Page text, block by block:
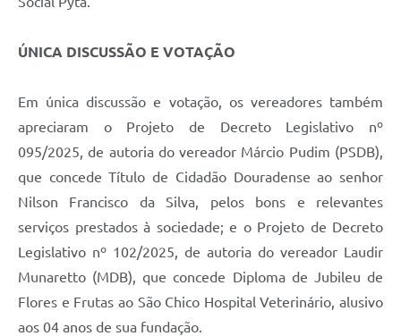
ÚNICA DISCUSSÃO E VOTAÇÃO
Em única discussão e votação, os vereadores também
apreciaram o Projeto de Decreto Legislativo nº
095/2025, de autoria do vereador Márcio Pudim (PSDB),
que concede Título de Cidadão Douradense ao senhor
Nilson Francisco da Silva, pelos bons e relevantes
serviços prestados à sociedade; e o Projeto de Decreto
Legislativo nº 102/2025, de autoria do vereador Laudir
Munaretto (MDB), que concede Diploma de Jubileu de
Flores e Frutas ao São Chico Hospital Veterinário, alusivo
aos 04 anos de sua fundação.